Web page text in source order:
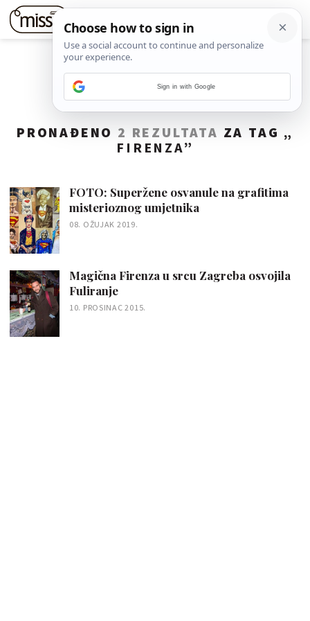
PRONAĐENO 2 REZULTATA ZA TAG „
FIRENZA”
FOTO: Superžene osvanule na grafitima
misterioznog umjetnika
08. OŽUJAK 2019.
Magična Firenza u srcu Zagreba osvojila
Fuliranje
10. PROSINAC 2015.
Sign in with Google